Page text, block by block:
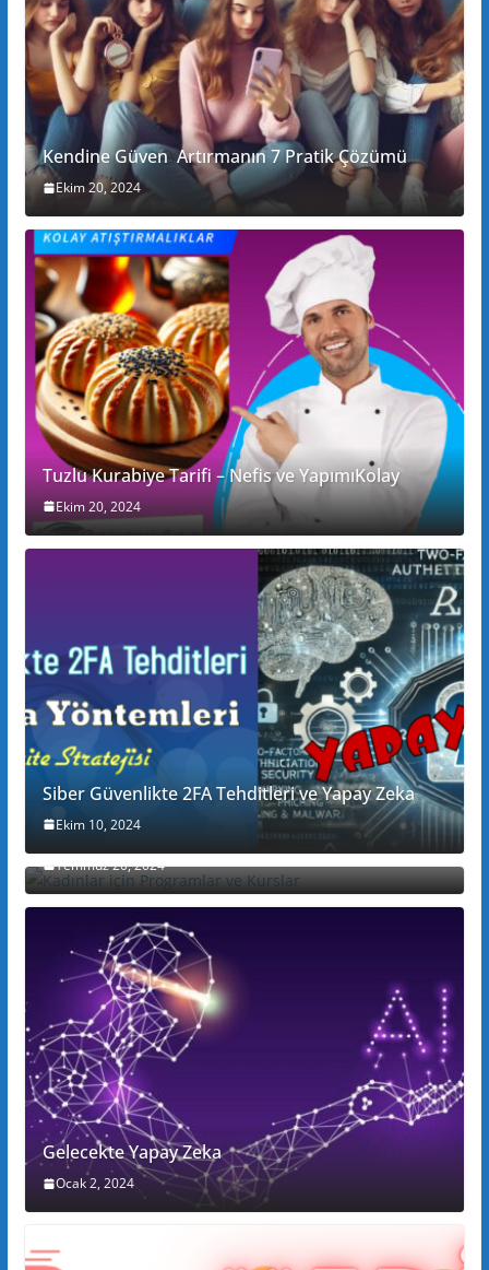
Kendine Güven Artırmanın 7 Pratik Çözümü
Ekim 20, 2024
Tuzlu Kurabiye Tarifi – Nefis ve YapımıKolay
Ekim 20, 2024
Siber Güvenlikte 2FA Tehditleri ve Yapay Zeka
Ekim 10, 2024
Kadınlar için Programlar ve Kurslar
Temmuz 20, 2024
Gelecekte Yapay Zeka
Ocak 2, 2024